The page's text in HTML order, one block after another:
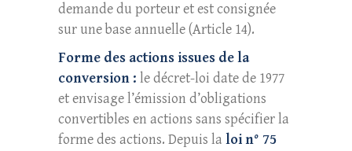
demande du porteur et est consignée
sur une base annuelle (Article 14).
Forme des actions issues de la
conversion : le décret-loi date de 1977
et envisage l’émission d’obligations
convertibles en actions sans spécifier la
forme des actions. Depuis la loi n° 75